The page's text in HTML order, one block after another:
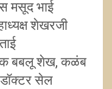
मसूद भाई
शेखरजी
बबलू शेख, कळंब
डॉक्टर सेल